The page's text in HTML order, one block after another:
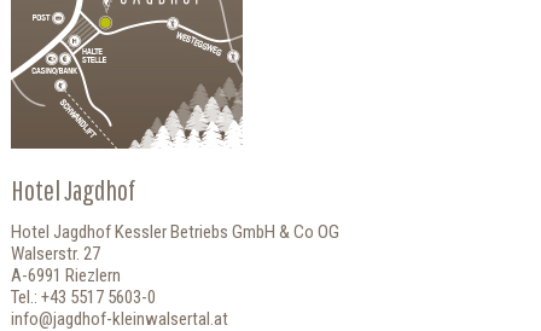
Hotel Jagdhof
Hotel Jagdhof Kessler Betriebs GmbH & Co OG
Walserstr. 27
A-6991 Riezlern
Tel.: +43 5517 5603-0
info@jagdhof-kleinwalsertal.at